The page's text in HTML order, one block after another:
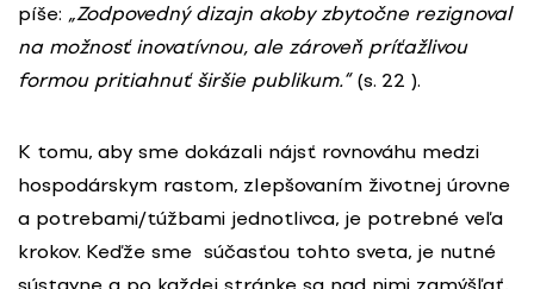
píše: „Zodpovedný dizajn akoby zbytočne rezignoval
na možnosť inovatívnou, ale zároveň príťažlivou
formou pritiahnuť širšie publikum.“(s. 22 ).
K tomu, aby sme dokázali nájsť rovnováhu medzi
hospodárskym rastom, zlepšovaním životnej úrovne
a potrebami/túžbami jednotlivca, je potrebné veľa
krokov. Keďže sme súčasťou tohto sveta, je nutné